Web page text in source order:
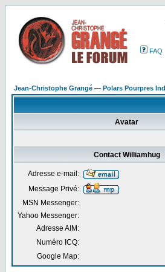
FAQ
Jean-Christophe Grangé — Polars Pourpres
Avatar
Contact Williamhug
Adresse e-mail:
Message Privé:
MSN Messenger:
Yahoo Messenger:
Adresse AIM:
Numéro ICQ:
Google Map: